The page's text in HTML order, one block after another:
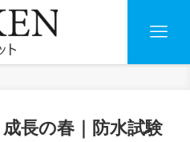
長の春｜防水試験